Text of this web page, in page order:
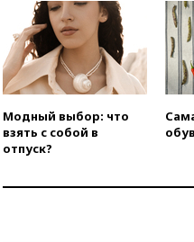
Модный выбор: что
взять с собой в
отпуск?